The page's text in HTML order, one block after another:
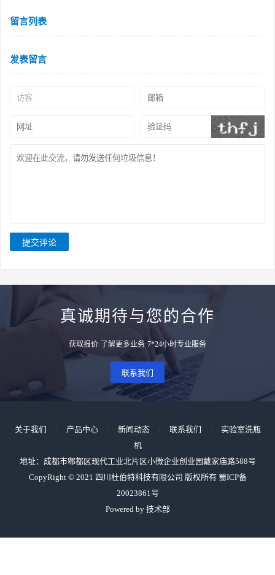
留言列表
发表留言
提交评论
真诚期待与您的合作
获取报价·了解更多业务·7*24小时专业服务
联系我们
关于我们 产品中心/ 新闻动态/ 联系我们
实验室洗瓶
机
地址：成都市郫都区现代工业北片区小微企业创业园戴家庙路588号
CopyRight © 2021 四川杜伯特科技有限公司 版权所有 蜀ICP备
20023861号
Powered by 技术部